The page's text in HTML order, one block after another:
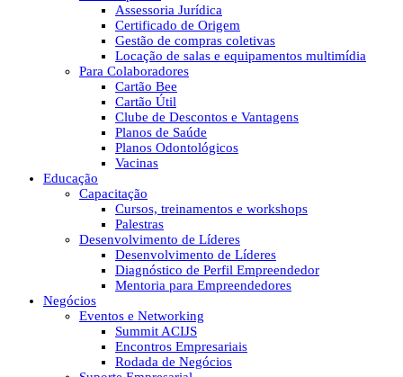
Assessoria Jurídica
Certificado de Origem
Gestão de compras coletivas
Locação de salas e equipamentos multimídia
Para Colaboradores
Cartão Bee
Cartão Útil
Clube de Descontos e Vantagens
Planos de Saúde
Planos Odontológicos
Vacinas
Educação
Capacitação
Cursos, treinamentos e workshops
Palestras
Desenvolvimento de Líderes
Desenvolvimento de Líderes
Diagnóstico de Perfil Empreendedor
Mentoria para Empreendedores
Negócios
Eventos e Networking
Summit ACIJS
Encontros Empresariais
Rodada de Negócios